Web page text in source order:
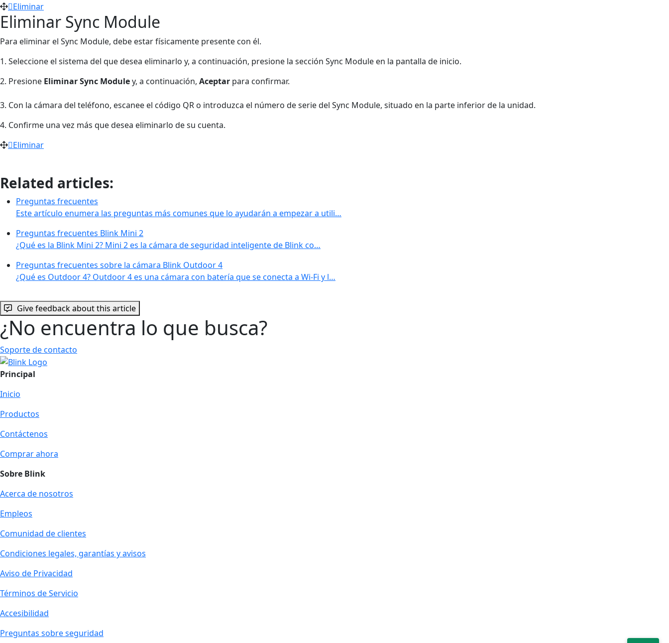
Eliminar
Eliminar Sync Module
Para eliminar el Sync Module, debe estar físicamente presente con él.
1. Seleccione el sistema del que desea eliminarlo y, a continuación, presione la sección Sync Module en la pantalla de inicio.
2. Presione Eliminar Sync Moduley, a continuación, Aceptar para confirmar.
3. Con la cámara del teléfono, escanee el código QR o introduzca el número de serie del Sync Module, situado en la parte inferior de la unidad.
4. Confirme una vez más que desea eliminarlo de su cuenta.
Eliminar
Related articles:
Preguntas frecuentes
Este artículo enumera las preguntas más comunes que lo ayudarán a empezar a utili…
Preguntas frecuentes Blink Mini 2
¿Qué es la Blink Mini 2? Mini 2 es la cámara de seguridad inteligente de Blink co…
Preguntas frecuentes sobre la cámara Blink Outdoor 4
¿Qué es Outdoor 4? Outdoor 4 es una cámara con batería que se conecta a Wi-Fi y l…
Give feedback about this article
¿No encuentra lo que busca?
Soporte de contacto
Principal
Inicio
Productos
Contáctenos
Comprar ahora
Sobre Blink
Acerca de nosotros
Empleos
Comunidad de clientes
Condiciones legales, garantías y avisos
Aviso de Privacidad
Términos de Servicio
Accesibilidad
Preguntas sobre seguridad